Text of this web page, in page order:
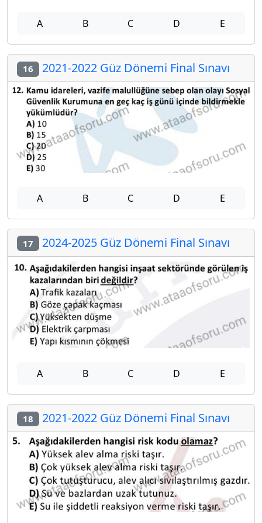
A B C D E
16 2021-2022 Güz Dönemi Final Sınavı
A B C D E
17 2024-2025 Güz Dönemi Final Sınavı
A B C D E
18 2021-2022 Güz Dönemi Final Sınavı